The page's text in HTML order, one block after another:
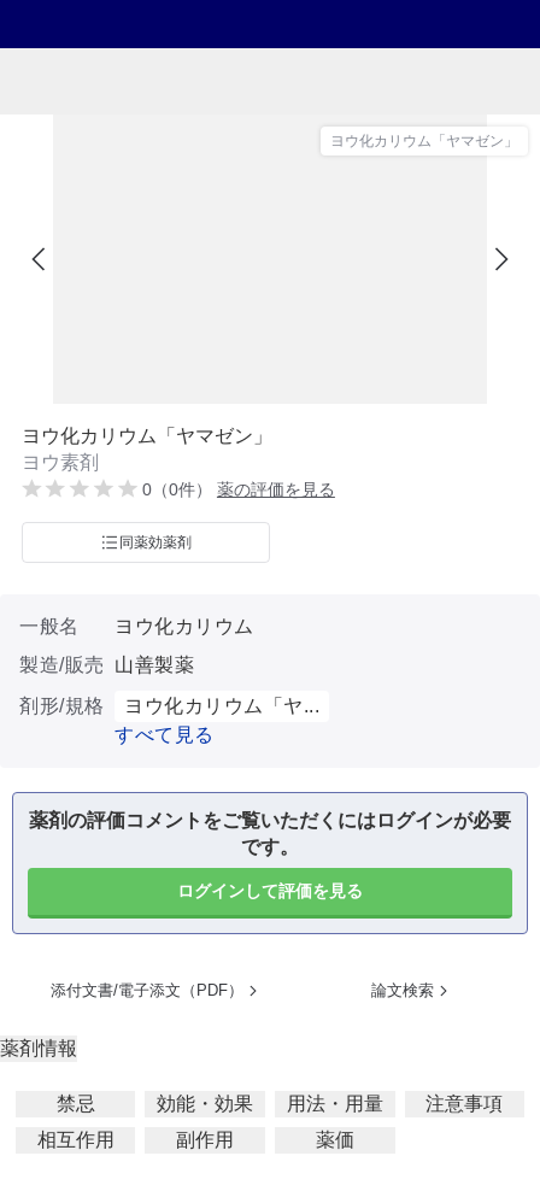
ヨウ化カリウム「ヤマゼン」
ヨウ化カリウム「ヤマゼン」
ヨウ素剤
0（0件） 薬の評価を見る
同薬効薬剤
一般名
ヨウ化カリウム
製造/販売
山善製薬
剤形/規格
ヨウ化カリウム「ヤ...
すべて見る
薬剤の評価コメントをご覧いただくにはログインが必要
です。
ログインして評価を見る
添付文書/電子添文（PDF） 論文検索
薬剤情報
禁忌 効能・効果 用法・用量
注意事項
相互作用
副作用 薬価